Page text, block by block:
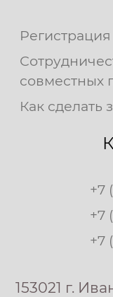
совместных
Как сделать
+7
+7
+7
153021 г.